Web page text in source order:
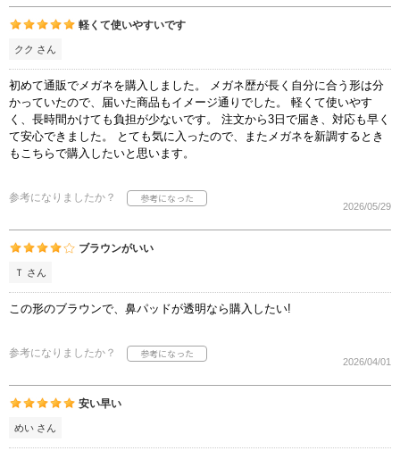
軽くて使いやすいです
クク さん
初めて通販でメガネを購入しました。 メガネ歴が長く自分に合う形は分
かっていたので、届いた商品もイメージ通りでした。 軽くて使いやす
く、長時間かけても負担が少ないです。 注文から3日で届き、対応も早く
て安心できました。 とても気に入ったので、またメガネを新調するとき
もこちらで購入したいと思います。
参考になりましたか？
2026/05/29
ブラウンがいい
Ｔ さん
この形のブラウンで、鼻パッドが透明なら購入したい!
参考になりましたか？
2026/04/01
安い早い
めい さん